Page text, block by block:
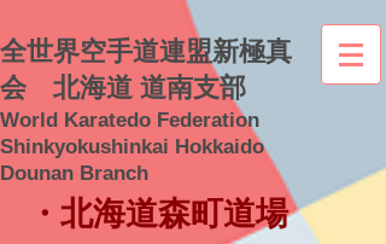
全世界空手道連盟新極真
会 北海道 道南支部
World Karatedo Federation
Shinkyokushinkai Hokkaido
Dounan Branch
・北海道森町道場